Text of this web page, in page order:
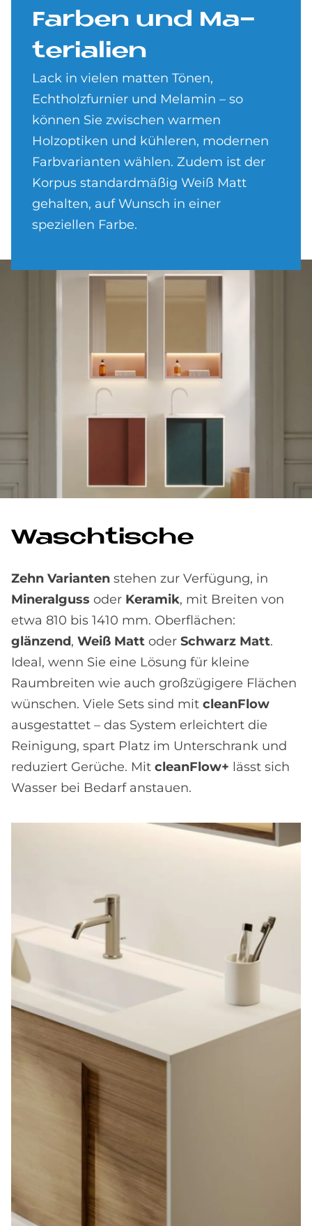
Far­ben und Ma­
te­ria­li­en
Lack in vielen matten Tönen,
Echtholzfurnier und Melamin – so
können Sie zwischen warmen
Holzoptiken und kühleren, modernen
Farbvarianten wählen. Zudem ist der
Korpus standardmäßig Weiß Matt
gehalten, auf Wunsch in einer
speziellen Farbe.
Wasch­ti­sche
Zehn Varianten stehen zur Verfügung, in
Mineralguss oder Keramik, mit Breiten von
etwa 810 bis 1410 mm. Oberflächen:
glänzend, Weiß Matt oder Schwarz Matt.
Ideal, wenn Sie eine Lösung für kleine
Raumbreiten wie auch großzügigere Flächen
wünschen. Viele Sets sind mit cleanFlow
ausgestattet – das System erleichtert die
Reinigung, spart Platz im Unterschrank und
reduziert Gerüche. Mit cleanFlow+ lässt sich
Wasser bei Bedarf anstauen.